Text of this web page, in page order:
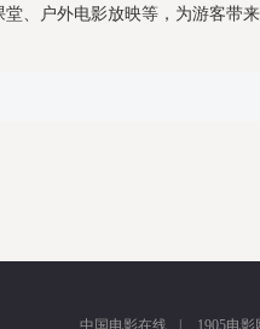
、户外电影放映等，为游客带来
中国电影在线 1905电影